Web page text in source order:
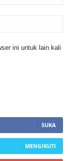
ini untuk lain kali
SUKA
MENGIKUTI